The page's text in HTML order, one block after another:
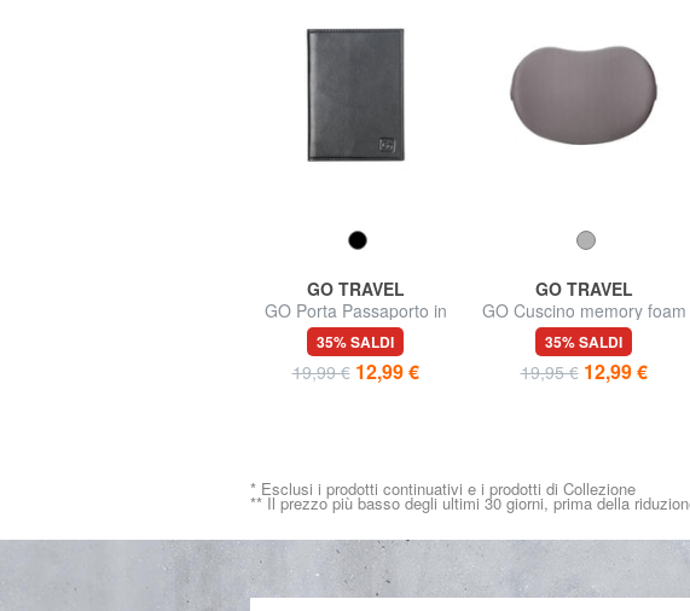
GO TRAVEL
GO Porta Passaporto in
pelle
35% SALDI
19,99 € 12,99 €
GO TRAVEL
GO Cuscino memory foam
da collo o schiena
35% SALDI
19,95 € 12,99 €
* Esclusi i prodotti continuativi e i prodotti di Collezione
** Il prezzo più basso degli ultimi 30 giorni, prima della